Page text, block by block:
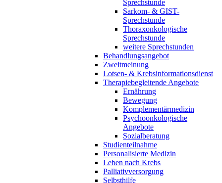
Sprechstunde
Sarkom- & GIST-
Sprechstunde
Thoraxonkologische
Sprechstunde
weitere Sprechstunden
Behandlungsangebot
Zweitmeinung
Lotsen- & Krebsinformationsdienst
Therapiebegleitende Angebote
Ernährung
Bewegung
Komplementärmedizin
Psychoonkologische
Angebote
Sozialberatung
Studienteilnahme
Personalisierte Medizin
Leben nach Krebs
Palliativversorgung
Selbsthilfe